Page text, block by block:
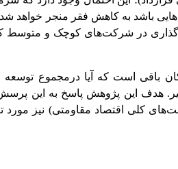
باشد به کاهش فقر منجر خواهد شد.
در شرکت‌های کوچک و متوسط
باقی است که آیا درمجموع
هدف این پژوهش پاسخ به این
کلی اقتصاد مقاومتی) نیز مورد